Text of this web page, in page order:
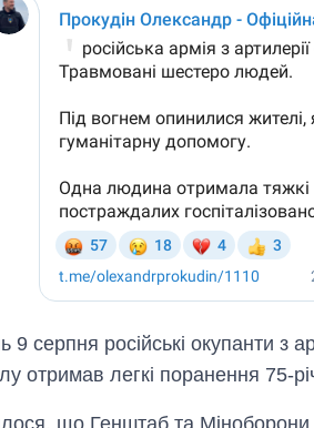
серпня російські окупанти з
отримав легкі поранення 75-